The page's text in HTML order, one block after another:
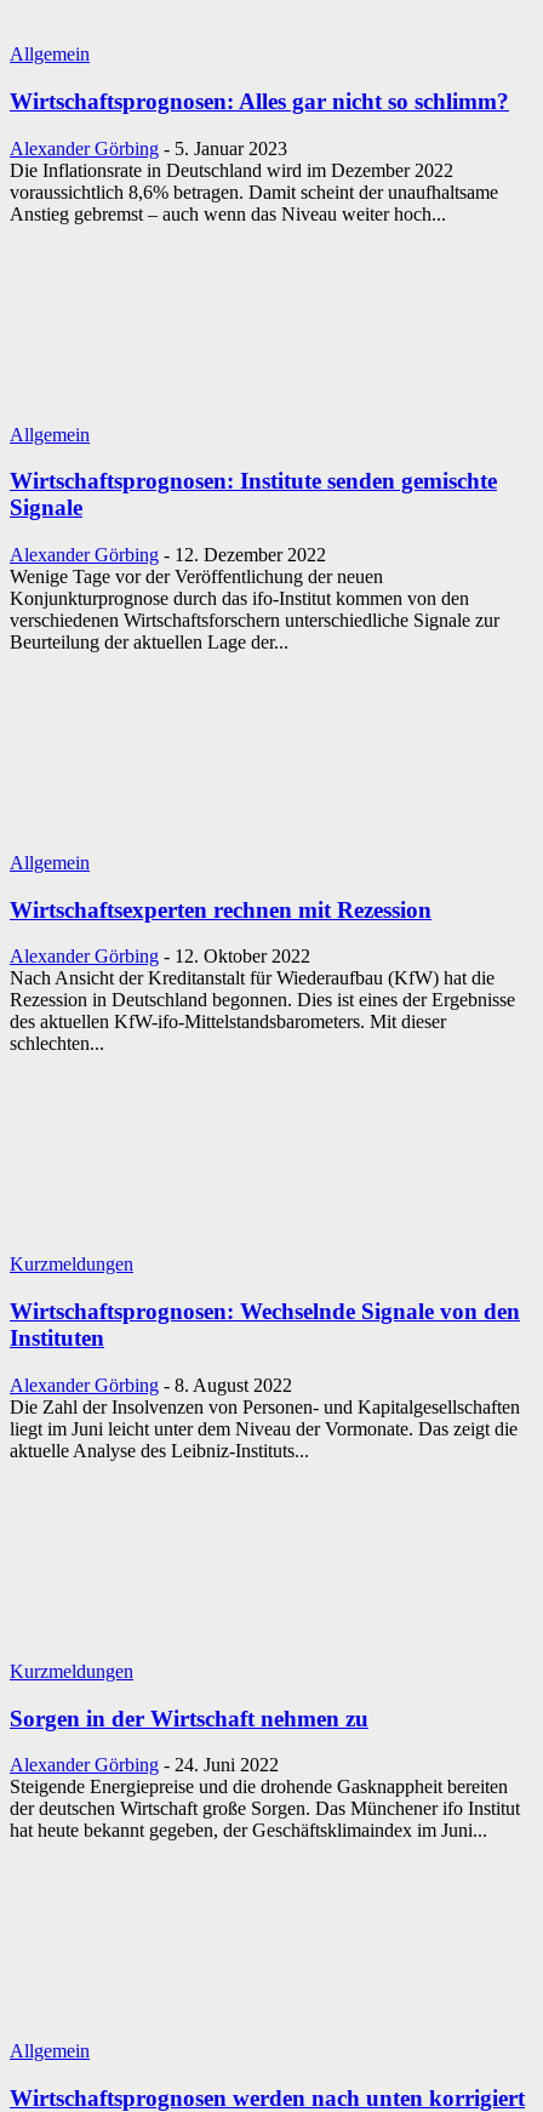
Allgemein
Wirtschaftsprognosen: Alles gar nicht so schlimm?
Alexander Görbing - 5. Januar 2023
Die Inflationsrate in Deutschland wird im Dezember 2022
voraussichtlich 8,6% betragen. Damit scheint der unaufhaltsame
Anstieg gebremst – auch wenn das Niveau weiter hoch...
Allgemein
Wirtschaftsprognosen: Institute senden gemischte
Signale
Alexander Görbing - 12. Dezember 2022
Wenige Tage vor der Veröffentlichung der neuen
Konjunkturprognose durch das ifo-Institut kommen von den
verschiedenen Wirtschaftsforschern unterschiedliche Signale zur
Beurteilung der aktuellen Lage der...
Allgemein
Wirtschaftsexperten rechnen mit Rezession
Alexander Görbing - 12. Oktober 2022
Nach Ansicht der Kreditanstalt für Wiederaufbau (KfW) hat die
Rezession in Deutschland begonnen. Dies ist eines der Ergebnisse
des aktuellen KfW-ifo-Mittelstandsbarometers. Mit dieser
schlechten...
Kurzmeldungen
Wirtschaftsprognosen: Wechselnde Signale von den
Instituten
Alexander Görbing - 8. August 2022
Die Zahl der Insolvenzen von Personen- und Kapitalgesellschaften
liegt im Juni leicht unter dem Niveau der Vormonate. Das zeigt die
aktuelle Analyse des Leibniz-Instituts...
Kurzmeldungen
Sorgen in der Wirtschaft nehmen zu
Alexander Görbing - 24. Juni 2022
Steigende Energiepreise und die drohende Gasknappheit bereiten
der deutschen Wirtschaft große Sorgen. Das Münchener ifo Institut
hat heute bekannt gegeben, der Geschäftsklimaindex im Juni...
Allgemein
Wirtschaftsprognosen werden nach unten korrigiert